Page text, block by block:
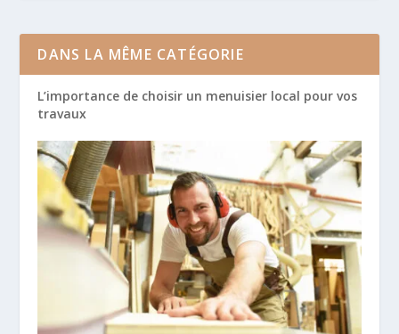
DANS LA MÊME CATÉGORIE
L’importance de choisir un menuisier local pour vos
travaux